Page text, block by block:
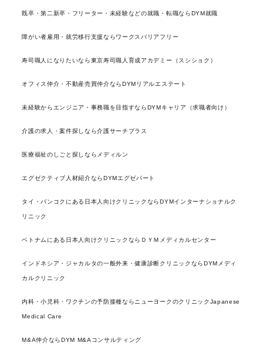
既卒・第二新卒・フリーター・未経験などの就職・転職ならDYM就職
障がい者雇用・就労移行支援ならワークスバリアフリー
寿司職人になりたいなら東京寿司職人育成アカデミー（スシショク）
オフィス仲介・不動産売買仲介ならDYMリアルエステート
未経験からエンジニア・事務職を目指すならDYMキャリア（求職者向け）
介護の求人・案件探しなら介護サーチプラス
医療福祉のしごと探しならメディルン
エグゼクティブ人材紹介ならDYMエグゼパート
タイ・バンコクにある日本人向けクリニックならDYMインターナショナルク
リニック
ベトナムにある日本人向けクリニックならＤＹＭメディカルセンター
インドネシア・ジャカルタの一般外来・健康診断クリニックならDYMメディ
カルクリニック
内科・小児科・ワクチンの予防接種ならニューヨークのクリニックJapanese
Medical Care
M&A仲介ならDYM M&Aコンサルティング